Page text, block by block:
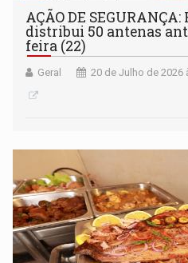
AÇÃO DE
distribui 50 antenas
feira (22)
Geral 20 de Julho de 2026